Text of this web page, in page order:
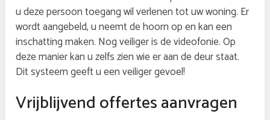
u deze persoon toegang wil verlenen tot uw woning. Er
wordt aangebeld, u neemt de hoorn op en kan een
inschatting maken. Nog veiliger is de videofonie. Op
deze manier kan u zelfs zien wie er aan de deur staat.
Dit systeem geeft u een veiliger gevoel!
Vrijblijvend offertes aanvragen